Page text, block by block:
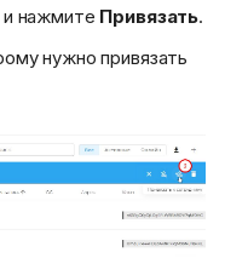
и нажмите Привязать.
нужно привязать